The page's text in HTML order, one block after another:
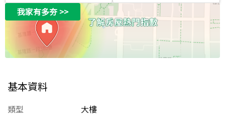
我家有多夯>>
基本資料
類型
大樓